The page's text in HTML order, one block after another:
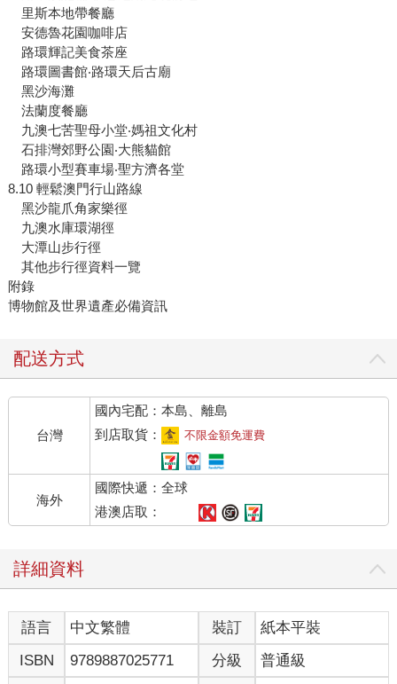
里斯本地帶餐廳
安德魯花園咖啡店
路環輝記美食茶座
路環圖書館‧路環天后古廟
黑沙海灘
法蘭度餐廳
九澳七苦聖母小堂‧媽祖文化村
石排灣郊野公園‧大熊貓館
路環小型賽車場‧聖方濟各堂
8.10 輕鬆澳門行山路線
黑沙龍爪角家樂徑
九澳水庫環湖徑
大潭山步行徑
其他步行徑資料一覽
附錄
博物館及世界遺產必備資訊
配送方式
台灣
國內宅配：本島、離島
到店取貨：
不限金額免運費
海外
國際快遞：全球
港澳店取：
詳細資料
語言 中文繁體 裝訂
紙本平裝
ISBN
9789887025771 分級 普通級